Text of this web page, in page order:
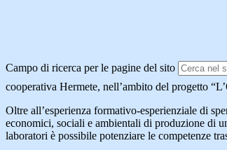
Campo di ricerca per le pagine del sito
cooperativa Hermete, nell’ambito del progetto
Oltre all’esperienza formativo-esperienziale di
economici, sociali e ambientali di produzione di
laboratori è possibile potenziare le competenze